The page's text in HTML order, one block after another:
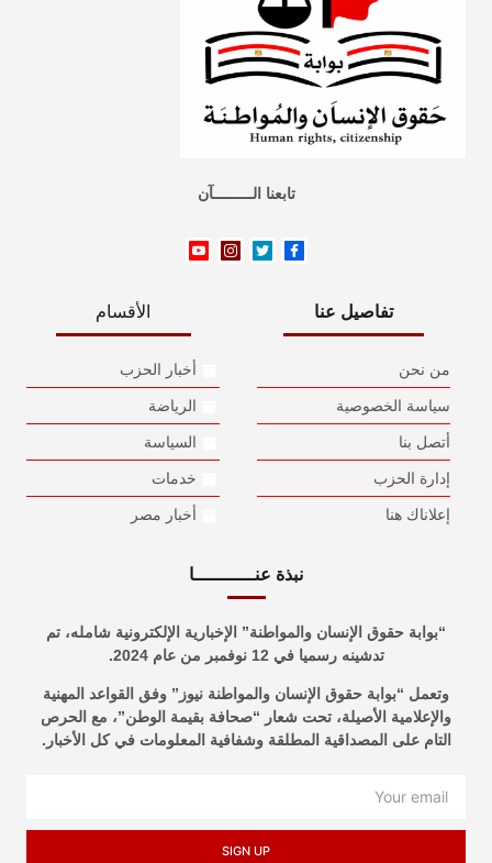
تابعنا الـــــــــآن
تفاصيل عنا
من نحن
سياسة الخصوصية
أتصل بنا
إدارة الحزب
إعلاناك هنا
الأقسام
أخبار الحزب
الرياضة
السياسة
خدمات
أخبار مصر
نبذة عنـــــــــــا
“بوابة حقوق الإنسان والمواطنة” الإخبارية الإلكترونية شامله، تم
تدشينه رسميا في 12 نوفمبر من عام 2024.
وتعمل “بوابة حقوق الإنسان والمواطنة نيوز” وفق القواعد المهنية
والإعلامية الأصيلة، تحت شعار “صحافة بقيمة الوطن”، مع الحرص
التام على المصداقية المطلقة وشفافية المعلومات في كل الأخبار.
SIGN UP